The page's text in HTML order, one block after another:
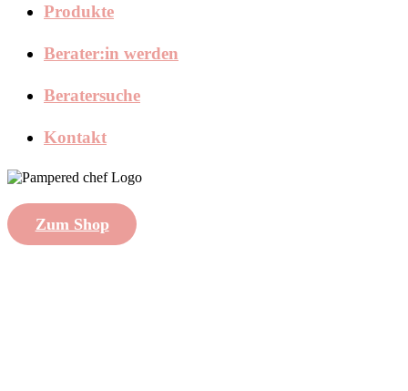
Produkte
Berater:in werden
Beratersuche
Kontakt
Zum Shop